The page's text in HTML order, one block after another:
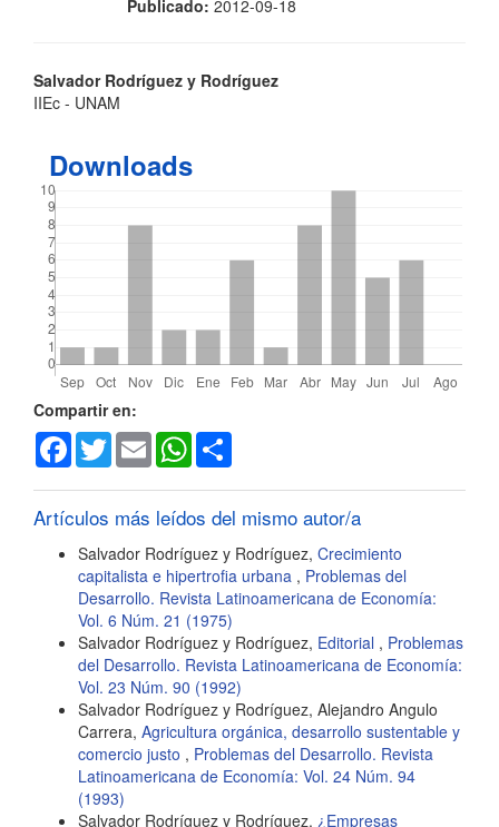
Publicado: 2012-09-18
Contenido
del
artículo
Salvador Rodríguez y Rodríguez
IIEc - UNAM
Downloads
Detalles
del
artículo
Compartir en:
Facebook
Twitter Email WhatsApp
Artículos más leídos del mismo autor/a
Salvador Rodríguez y Rodríguez, Crecimiento
capitalista e hipertrofia urbana , Problemas del
Desarrollo. Revista Latinoamericana de Economía:
Vol. 6 Núm. 21 (1975)
Salvador Rodríguez y Rodríguez, Editorial , Problemas
del Desarrollo. Revista Latinoamericana de Economía:
Vol. 23 Núm. 90 (1992)
Salvador Rodríguez y Rodríguez, Alejandro Angulo
Carrera, Agricultura orgánica, desarrollo sustentable y
comercio justo , Problemas del Desarrollo. Revista
Latinoamericana de Economía: Vol. 24 Núm. 94
(1993)
Salvador Rodríguez y Rodríguez, ¿Empresas